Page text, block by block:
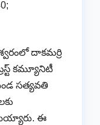
దాకమర్రి
కమ్యూనిటీ
సత్యవతి
ఈ